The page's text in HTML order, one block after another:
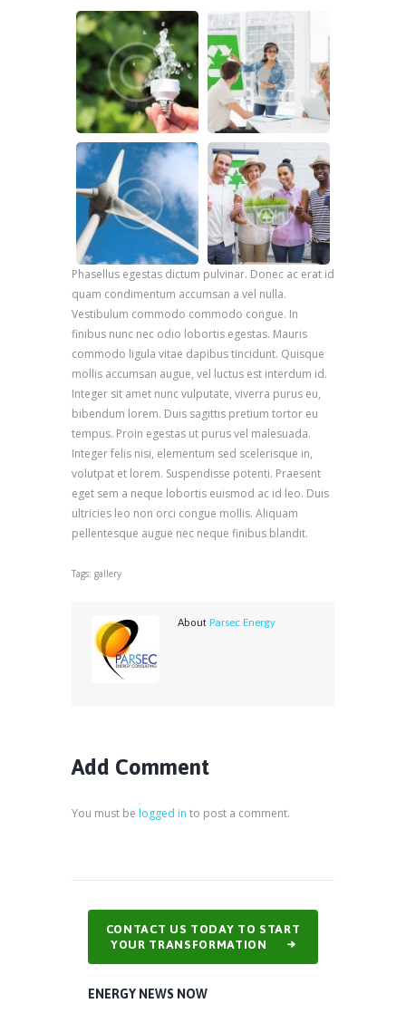
Phasellus egestas dictum pulvinar. Donec ac erat id
quam condimentum accumsan a vel nulla.
Vestibulum commodo commodo congue. In
finibus nunc nec odio lobortis egestas. Mauris
commodo ligula vitae dapibus tincidunt. Quisque
mollis accumsan augue, vel luctus est interdum id.
Integer sit amet nunc vulputate, viverra purus eu,
bibendum lorem. Duis sagittis pretium tortor eu
tempus. Proin egestas ut purus vel malesuada.
Integer felis nisi, elementum sed scelerisque in,
volutpat et lorem. Suspendisse potenti. Praesent
eget sem a neque lobortis euismod ac id leo. Duis
ultricies leo non orci congue mollis. Aliquam
pellentesque augue nec neque finibus blandit.
Tags: gallery
AboutParsec Energy
Add Comment
You must be logged in to post a comment.
CONTACT US TODAY TO START
YOUR TRANSFORMATION
ENERGY NEWS NOW